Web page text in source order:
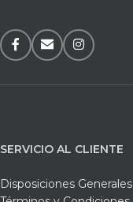
SERVICIO AL CLIENTE
Disposiciones Generales